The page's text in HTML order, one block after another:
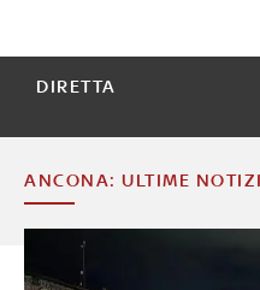
DIRETTA
ANCONA: ULTIME